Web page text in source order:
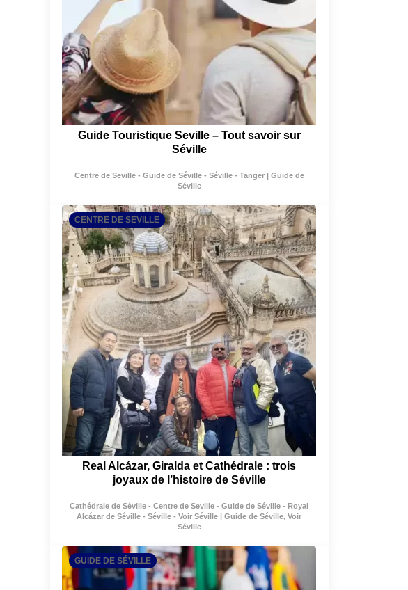
Guide Touristique Seville – Tout savoir sur
Séville
Centre de Seville - Guide de Séville - Séville - Tanger | Guide de
Séville
CENTRE DE SEVILLE
Real Alcázar, Giralda et Cathédrale : trois
joyaux de l’histoire de Séville
Cathédrale de Séville - Centre de Seville - Guide de Séville - Royal
Alcázar de Séville - Séville - Voir Séville | Guide de Séville, Voir
Séville
GUIDE DE SÉVILLE